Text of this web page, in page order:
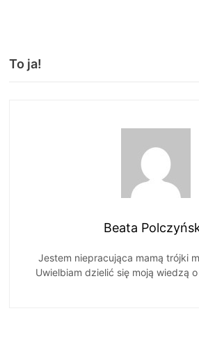
To ja!
Beata
Jestem niepracująca mamą trójki
Uwielbiam dzielić się moją wiedzą